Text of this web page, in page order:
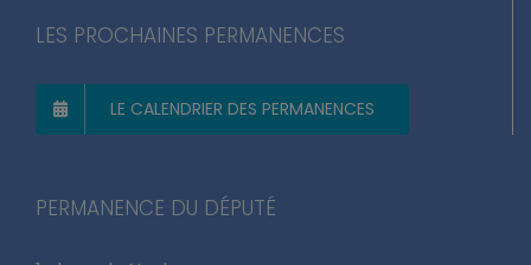
LES PROCHAINES PERMANENCES
LE CALENDRIER DES PERMANENCES
PERMANENCE DU DÉPUTÉ